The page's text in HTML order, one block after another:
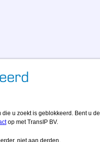
u zoekt is geblokkeerd. Bent u de
op met TransIP BV.
niet aan derden.